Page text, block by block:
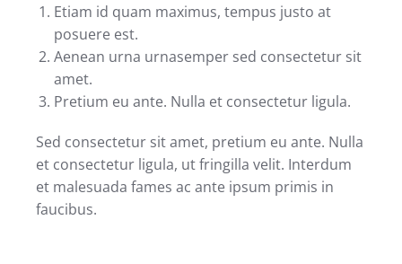
Etiam id quam maximus, tempus justo at
posuere est.
Aenean urna urnasemper sed consectetur sit
amet.
Pretium eu ante. Nulla et consectetur ligula.
Sed consectetur sit amet, pretium eu ante. Nulla
et consectetur ligula, ut fringilla velit. Interdum
et malesuada fames ac ante ipsum primis in
faucibus.